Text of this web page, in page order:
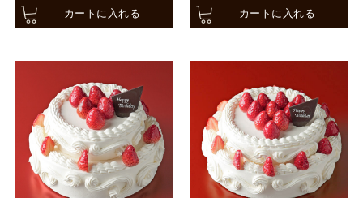
カートに入れる カートに入れる